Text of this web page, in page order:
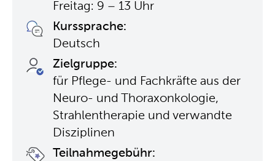
Freitag: 9 – 13 Uhr
Kurssprache:
Deutsch
Zielgruppe:
für Pflege- und Fachkräfte aus der
Neuro- und Thoraxonkologie,
Strahlentherapie und verwandte
Disziplinen
Teilnahmegebühr: